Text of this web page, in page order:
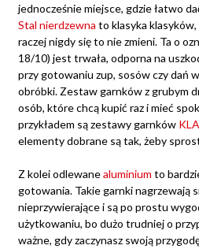
jednocześnie miejsce, gdzie łatwo
Stal nierdzewna to klasyka
raczej nigdy się to nie zmieni. Ta o
18/10) jest trwała, odporna na
przy gotowaniu zup, sosów czy dań
obróbki. Zestaw garnków z grubym
osób, które chcą kupić raz i mieć
przykładem są zestawy garnków
elementy dobrane są tak, żeby
Z kolei odlewanealuminium to
gotowania. Takie garnki nagrzewają
nieprzywierające i są po prostu
użytkowaniu, bo dużo trudniej o
ważne, gdy zaczynasz swoją